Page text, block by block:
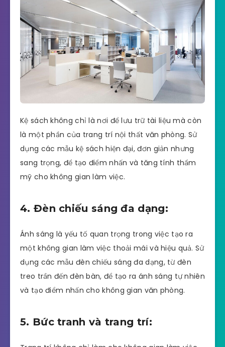
Kệ sách không chỉ là nơi để lưu trữ tài liệu mà còn
là một phần của trang trí nội thất văn phòng. Sử
dụng các mẫu kệ sách hiện đại, đơn giản nhưng
sang trọng, để tạo điểm nhấn và tăng tính thẩm
mỹ cho không gian làm việc.
4. Đèn chiếu sáng đa dạng:
Ánh sáng là yếu tố quan trọng trong việc tạo ra
một không gian làm việc thoải mái và hiệu quả. Sử
dụng các mẫu đèn chiếu sáng đa dạng, từ đèn
treo trần đến đèn bàn, để tạo ra ánh sáng tự nhiên
và tạo điểm nhấn cho không gian văn phòng.
5. Bức tranh và trang trí: